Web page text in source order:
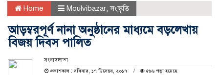
Home Moulvibazar,সংস্কৃতি
আড়ম্বরপূর্ণ নানা অনুষ্ঠানের মাধ্যমে বড়লেখায়
বিজয় দিবস পালিত
সংবাদদাতা
প্রকাশকাল : রবিবার, ১৭ ডিসেম্বর, ২০১৭
৫৯৬ পড়া হয়েছে